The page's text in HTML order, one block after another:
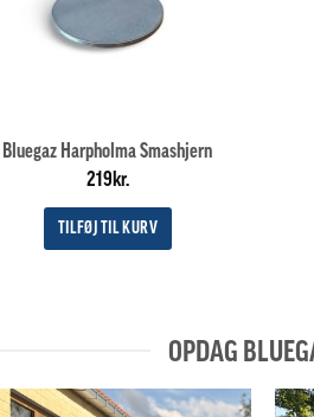
Bluegaz Harpholma Smashjern
219kr.
TILFØJ TIL KURV
OPDAG